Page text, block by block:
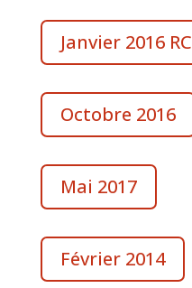
Janvier 2016 RC
Octobre 2016
Mai 2017
Février 2014